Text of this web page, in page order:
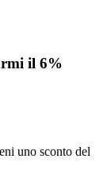
il 6%
uno sconto del